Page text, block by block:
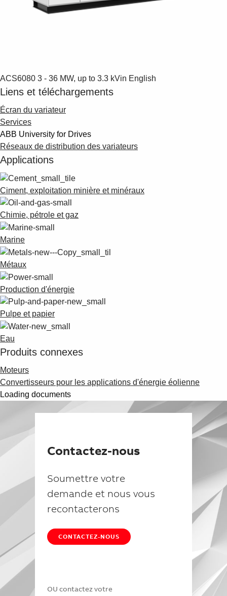
ACS6080 3 - 36 MW, up to 3.3 kVin English
Liens et téléchargements
Écran du variateur
Services
ABB University for Drives
Réseaux de distribution des variateurs
Applications
Ciment, exploitation minière et minéraux
Chimie, pétrole et gaz
Marine
Métaux
Production d'énergie
Pulpe et papier
Eau
Produits connexes
Moteurs
Convertisseurs pour les applications d'énergie éolienne
Loading documents
Contactez-nous
Soumettre votre
demande et nous vous
recontacterons
CONTACTEZ-NOUS
OU contactez votre